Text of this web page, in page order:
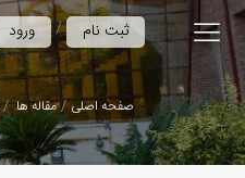
ورود / ثبت نام
صفحه اصلی مقاله ها